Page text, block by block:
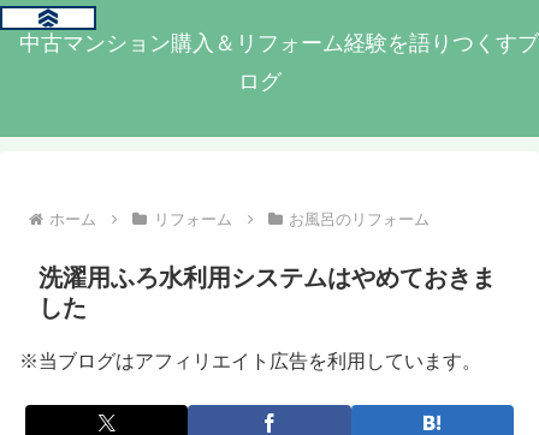
中古マンション購入＆リフォーム経験を語りつくすブ
ログ
ホーム リフォーム お風呂のリフォーム
洗濯用ふろ水利用システムはやめておきま
した
※当ブログはアフィリエイト広告を利用しています。